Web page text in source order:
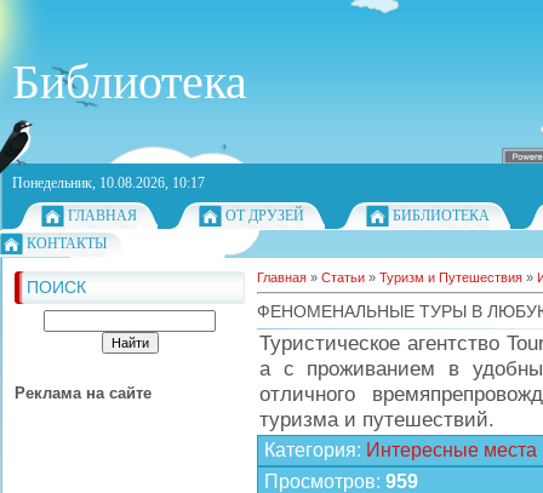
Библиотека
Понедельник, 10.08.2026, 10:17
ГЛАВНАЯ
ОТ ДРУЗЕЙ
БИБЛИОТЕКА
КОНТАКТЫ
ПОИСК
Реклама на сайте
Главная » Статьи » Туризм и Путешествия »
ФЕНОМЕНАЛЬНЫЕ ТУРЫ В
Туристическое агентство
а с проживанием в
отличного
туризма и путешествий.
Категория: Интересные места
Просмотров: 959